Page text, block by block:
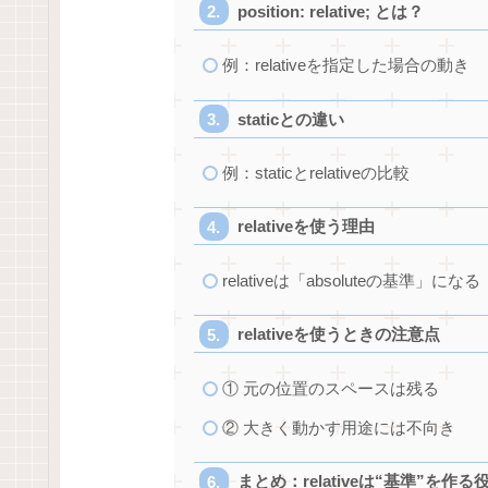
position: relative; とは？
例：relativeを指定した場合の動き
staticとの違い
例：staticとrelativeの比較
relativeを使う理由
relativeは「absoluteの基準」になる
relativeを使うときの注意点
① 元の位置のスペースは残る
② 大きく動かす用途には不向き
まとめ：relativeは“基準”を作る